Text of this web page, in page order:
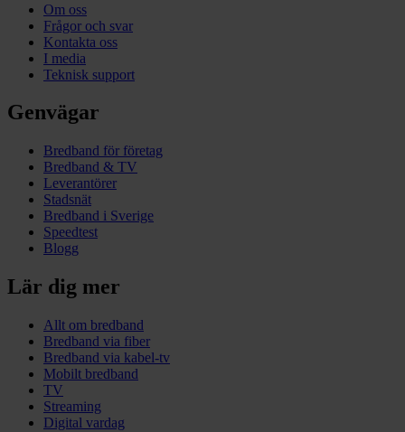
Om oss
Frågor och svar
Kontakta oss
I media
Teknisk support
Genvägar
Bredband för företag
Bredband & TV
Leverantörer
Stadsnät
Bredband i Sverige
Speedtest
Blogg
Lär dig mer
Allt om bredband
Bredband via fiber
Bredband via kabel-tv
Mobilt bredband
TV
Streaming
Digital vardag